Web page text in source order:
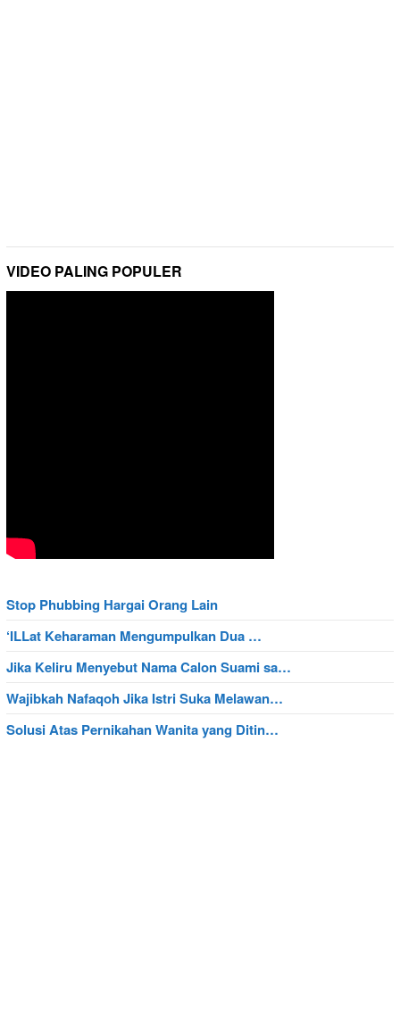
VIDEO PALING POPULER
Stop Phubbing Hargai Orang Lain
‘ILLat Keharaman Mengumpulkan Dua …
Jika Keliru Menyebut Nama Calon Suami sa…
Wajibkah Nafaqoh Jika Istri Suka Melawan…
Solusi Atas Pernikahan Wanita yang Ditin…